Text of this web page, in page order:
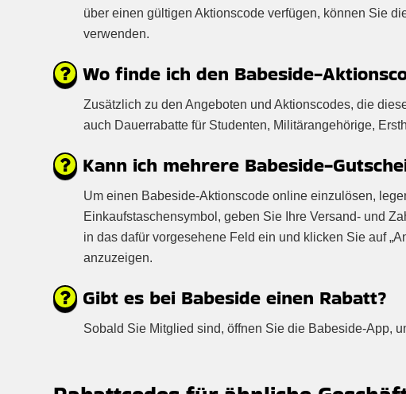
über einen gültigen Aktionscode verfügen, können Sie
verwenden.
Wo finde ich den Babeside-
Zusätzlich zu den Angeboten und Aktionscodes, die
auch Dauerrabatte für Studenten, Militärangehörige,
Kann ich mehrere Babeside-
Um einen Babeside-Aktionscode online einzulösen,
Einkaufstaschensymbol, geben Sie Ihre Versand- und
in das dafür vorgesehene Feld ein und klicken Sie auf
anzuzeigen.
Gibt es bei Babeside einen Rabatt?
Sobald Sie Mitglied sind, öffnen Sie die Babeside-App,